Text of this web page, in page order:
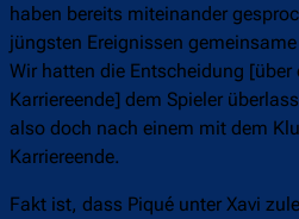
haben bereits miteinander
jüngsten Ereignissen
Wir hatten die Entscheidung [über
Karriereende] dem Spieler
also doch nach einem mit dem
Karriereende.
Fakt ist, dass Piqué unter Xavi